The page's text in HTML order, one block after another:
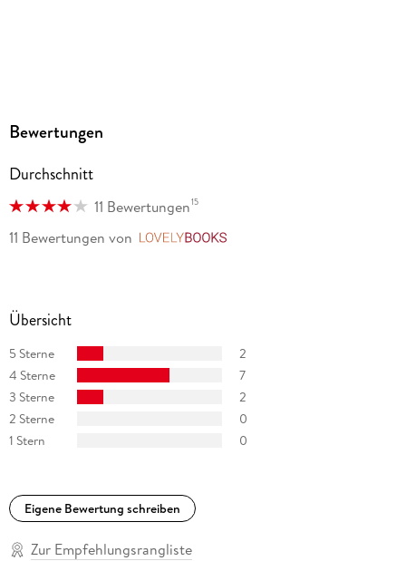
Bewertungen
Durchschnitt
11 Bewertungen15
11 Bewertungen von
Übersicht
5 Sterne
2
4 Sterne
7
3 Sterne
2
2 Sterne
0
1 Stern
0
Eigene Bewertung schreiben
Zur Empfehlungsrangliste